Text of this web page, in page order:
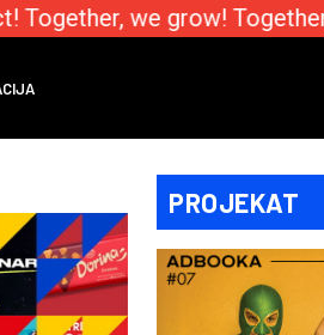
we grow!
PROJEKAT